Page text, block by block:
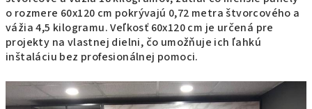
o rozmere 60x120 cm pokrývajú 0,72 metra štvorcového a
vážia 4,5 kilogramu. Veľkosť 60x120 cm je určená pre
projekty na vlastnej dielni, čo umožňuje ich ľahkú
inštaláciu bez profesionálnej pomoci.